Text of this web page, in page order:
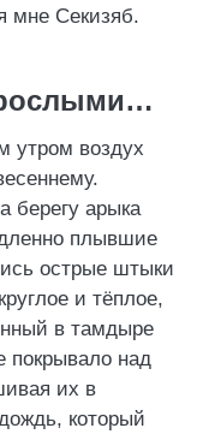
мне Секизяб.
утром воздух
берегу арыка
плывшие
острые штыки
и тёплое,
в тамдыре
покрывало над
их в
который